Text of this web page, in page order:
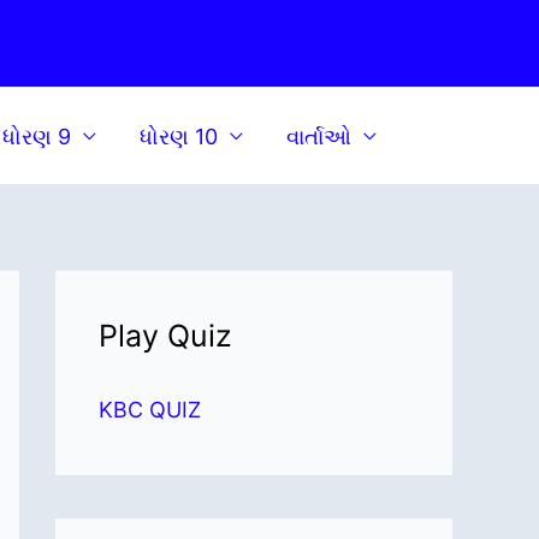
ધોરણ 9 ધોરણ 10 વાર્તાઓ
Play Quiz
KBC QUIZ